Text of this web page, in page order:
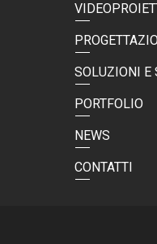
SOLUZIONI E
PORTFOLIO
NEWS
CONTATTI